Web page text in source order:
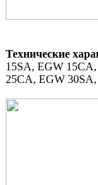
Технические
15SA, EGW
25CA, EGW